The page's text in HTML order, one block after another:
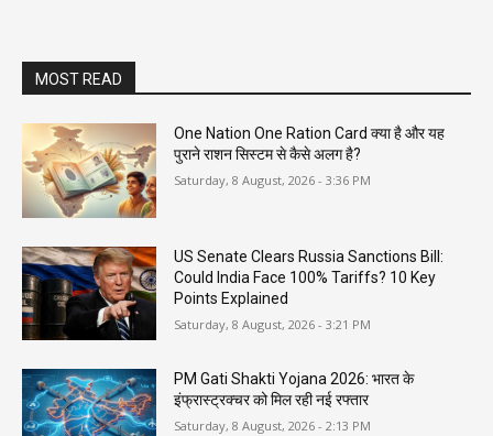
MOST READ
One Nation One Ration Card क्या है और यह
पुराने राशन सिस्टम से कैसे अलग है?
Saturday, 8 August, 2026 - 3:36 PM
US Senate Clears Russia Sanctions Bill:
Could India Face 100% Tariffs? 10 Key
Points Explained
Saturday, 8 August, 2026 - 3:21 PM
PM Gati Shakti Yojana 2026: भारत के
इंफ्रास्ट्रक्चर को मिल रही नई रफ्तार
Saturday, 8 August, 2026 - 2:13 PM